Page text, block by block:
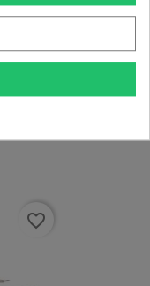
favorite_border